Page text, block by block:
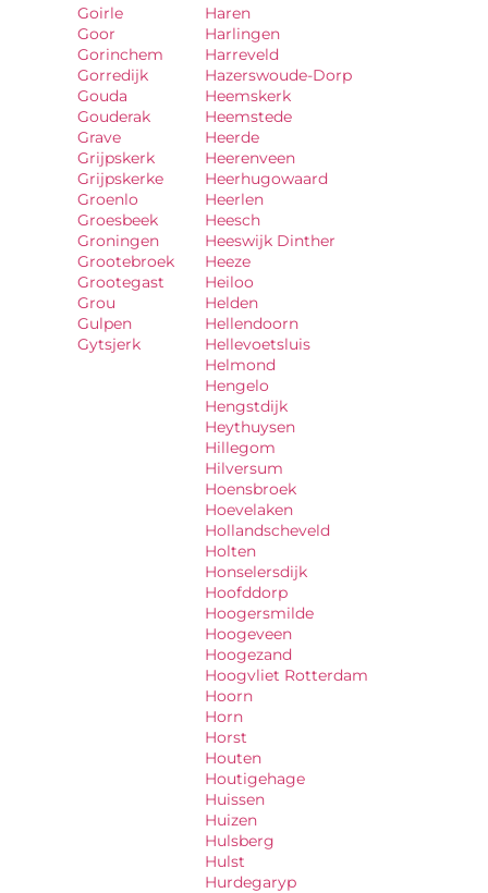
Goirle
Goor
Gorinchem
Gorredijk
Gouda
Gouderak
Grave
Grijpskerk
Grijpskerke
Groenlo
Groesbeek
Groningen
Grootebroek
Grootegast
Grou
Gulpen
Gytsjerk
Haren
Harlingen
Harreveld
Hazerswoude-Dorp
Heemskerk
Heemstede
Heerde
Heerenveen
Heerhugowaard
Heerlen
Heesch
Heeswijk Dinther
Heeze
Heiloo
Helden
Hellendoorn
Hellevoetsluis
Helmond
Hengelo
Hengstdijk
Heythuysen
Hillegom
Hilversum
Hoensbroek
Hoevelaken
Hollandscheveld
Holten
Honselersdijk
Hoofddorp
Hoogersmilde
Hoogeveen
Hoogezand
Hoogvliet Rotterdam
Hoorn
Horn
Horst
Houten
Houtigehage
Huissen
Huizen
Hulsberg
Hulst
Hurdegaryp